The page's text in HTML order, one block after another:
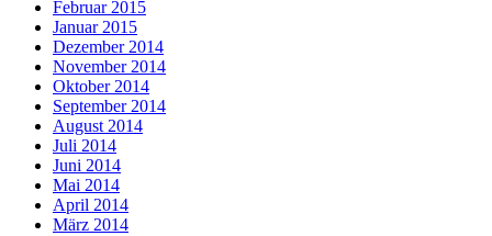
Februar 2015
Januar 2015
Dezember 2014
November 2014
Oktober 2014
September 2014
August 2014
Juli 2014
Juni 2014
Mai 2014
April 2014
März 2014